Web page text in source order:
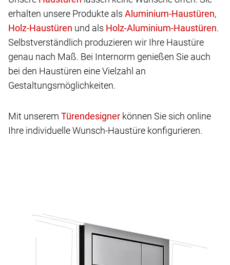
erhalten unsere Produkte als
,
und als
.
Selbstverständlich produzieren wir Ihre Haustüre
genau nach Maß. Bei Internorm genießen Sie auch
bei den Haustüren eine Vielzahl an
Gestaltungsmöglichkeiten.
Mit unserem
können Sie sich online
Ihre individuelle Wunsch-Haustüre konfigurieren.